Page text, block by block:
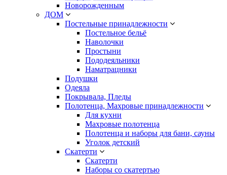
Новорожденным
ДОМ
Постельные принадлежности
Постельное бельё
Наволочки
Простыни
Пододеяльники
Наматрацники
Подушки
Одеяла
Покрывала, Пледы
Полотенца, Махровые принадлежности
Для кухни
Махровые полотенца
Полотенца и наборы для бани, сауны
Уголок детский
Скатерти
Скатерти
Наборы со скатертью